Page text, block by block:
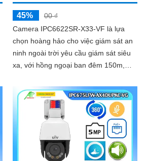
45%
00 ₫
Camera IPC6622SR-X33-VF là lựa
chọn hoàng hảo cho việc giám sát an
ninh ngoài trời yêu cầu giám sát siêu
xa, với hồng ngoại ban đêm 150m,
có thể ngăn chăn xâm nhập, đếm
người, chụp khuôn mặt, chuẩn nén
hình ảnh Ultra265/H.265/H